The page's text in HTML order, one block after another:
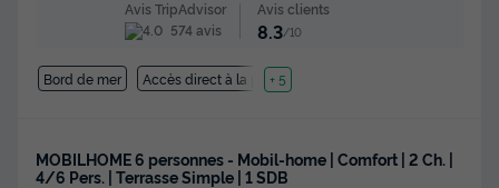
Avis TripAdvisor
574 avis
Avis clients
8.3/10
Bord de mer Accès direct à la plage
+ 5
MOBILHOME 6 personnes - Mobil-home | Comfort | 2 Ch. |
4/6 Pers. | Terrasse Simple | 1 SDB